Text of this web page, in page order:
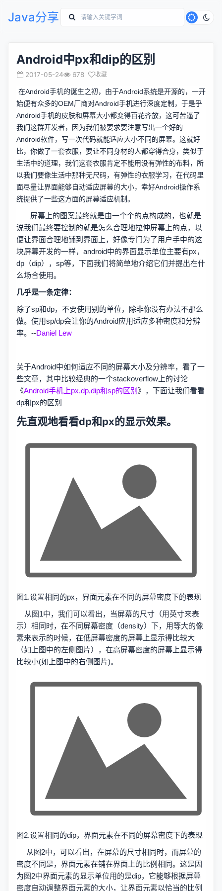
Java分享
Android中px和dip的区别
2017-05-24 678 收藏
在Android手机的诞生之初，由于Android系统是开源的，一开
始便有众多的OEM厂商对Android手机进行深度定制，于是乎
Android手机的皮肤和屏幕大小都变得百花齐放，这可苦逼了
我们这群开发者，因为我们被要求要注意写出一个好的
Android软件，写一次代码就能适应大小不同的屏幕。这就好
比，你做了一套衣服，要让不同身材的人都穿得合身，类似于
生活中的道理，我们这套衣服肯定不能用没有弹性的布料，所
以我们要像生活中那种无尺码，有弹性的衣服学习，在代码里
面尽量让界面能够自动适应屏幕的大小，幸好Android操作系
统提供了一些这方面的屏幕适应机制。
屏幕上的图案最终就是由一个个的点构成的，也就是
说我们最终要控制的就是怎么合理地拉伸屏幕上的点，以
便让界面合理地铺到界面上，好像专门为了用户手中的这
块屏幕开发的一样，android中的界面显示单位主要有px，
dp（dip），sp等，下面我们将简单地介绍它们并提出在什
么场合使用。
几乎是一条定律：
除了sp和dp，不要使用别的单位，除非你没有办法不那么
做。使用sp/dp会让你的Android应用适应多种密度和分辨
率。--Daniel Lew
关于Android中如何适应不同的屏幕大小及分辨率，看了一
些文章，其中比较经典的一个stackoverflow上的讨论
《Android手机上px,dp,dip和sp的区别 》，下面让我们看看
dp和px的区别
先直观地看看dp和px的显示效果。
图1.设置相同的px，界面元素在不同的屏幕密度下的表现
从图1中，我们可以看出，当屏幕的尺寸（用英寸来表
示）相同时，在不同屏幕密度（density）下，用等大的像
素来表示的时候，在低屏幕密度的屏幕上显示得比较大
（如上图中的左侧图片），在高屏幕密度的屏幕上显示得
比较小(如上图中的右侧图片)。
图2.设置相同的dip，界面元素在不同的屏幕密度下的表现
从图2中，可以看出，在屏幕的尺寸相同时，而屏幕的
密度不同是，界面元素在铺在界面上的比例相同。这是因
为图2中界面元素的显示单位用的是dip，它能够根据屏幕
密度自动调整界面元素的大小，让界面元素以恰当的比例